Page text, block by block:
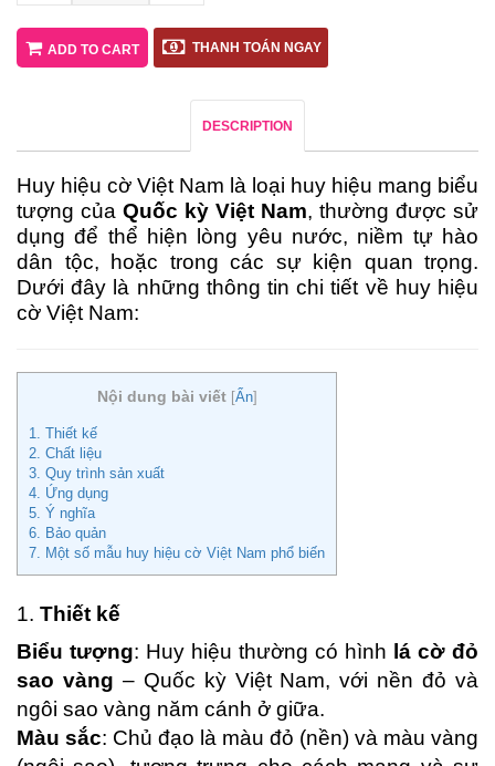
ADD TO CART THANH TOÁN NGAY
DESCRIPTION
Huy hiệu cờ Việt Nam là loại huy hiệu mang biểu
tượng của Quốc kỳ Việt Nam, thường được sử
dụng để thể hiện lòng yêu nước, niềm tự hào
dân tộc, hoặc trong các sự kiện quan trọng.
Dưới đây là những thông tin chi tiết về huy hiệu
cờ Việt Nam:
Nội dung bài viết [Ẩn]
1. Thiết kế
2. Chất liệu
3. Quy trình sản xuất
4. Ứng dụng
5. Ý nghĩa
6. Bảo quản
7. Một số mẫu huy hiệu cờ Việt Nam phổ biến
1. Thiết kế
Biểu tượng: Huy hiệu thường có hình lá cờ đỏ
sao vàng – Quốc kỳ Việt Nam, với nền đỏ và
ngôi sao vàng năm cánh ở giữa.
Màu sắc: Chủ đạo là màu đỏ (nền) và màu vàng